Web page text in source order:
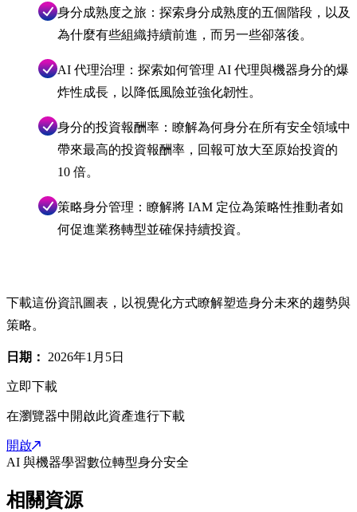
身分成熟度之旅：探索身分成熟度的五個階段，以及
為什麼有些組織持續前進，而另一些卻落後。
AI 代理治理：探索如何管理 AI 代理與機器身分的爆
炸性成長，以降低風險並強化韌性。
身分的投資報酬率：瞭解為何身分在所有安全領域中
帶來最高的投資報酬率，回報可放大至原始投資的
10 倍。
策略身分管理：瞭解將 IAM 定位為策略性推動者如
何促進業務轉型並確保持續投資。
下載這份資訊圖表，以視覺化方式瞭解塑造身分未來的趨勢與
策略。
日期： 2026年1月5日
立即下載
在瀏覽器中開啟此資產進行下載
開啟
AI 與機器學習數位轉型身分安全
相關資源